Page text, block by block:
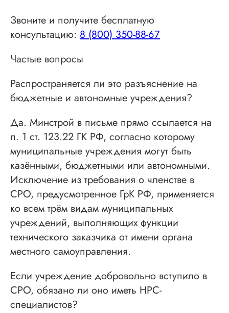
Звоните и получите бесплатную
консультацию: 8 (800) 350-88-67
Частые вопросы
Распространяется ли это разъяснение на
бюджетные и автономные учреждения?
Да. Минстрой в письме прямо ссылается на
п. 1 ст. 123.22 ГК РФ, согласно которому
муниципальные учреждения могут быть
казёнными, бюджетными или автономными.
Исключение из требования о членстве в
СРО, предусмотренное ГрК РФ, применяется
ко всем трём видам муниципальных
учреждений, выполняющих функции
технического заказчика от имени органа
местного самоуправления.
Если учреждение добровольно вступило в
СРО, обязано ли оно иметь НРС-
специалистов?